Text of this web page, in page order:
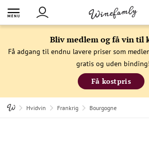
Bliv medlem og få vin til
Få adgang til endnu lavere priser som
gratis og uden binding!
Få kostpris
Hvidvin Frankrig Bourgogne